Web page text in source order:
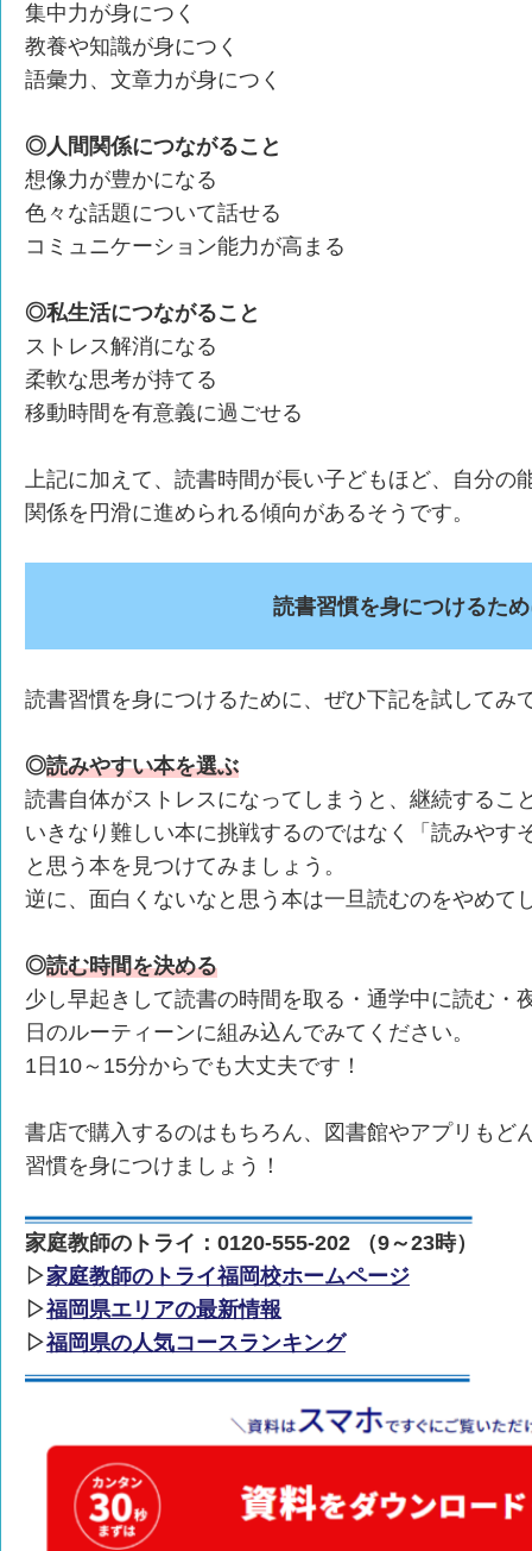
集中力が身につく
教養や知識が身につく
語彙力、文章力が身につく
◎人間関係につながること
想像力が豊かになる
色々な話題について話せる
コミュニケーション能力が高まる
◎私生活につながること
ストレス解消になる
柔軟な思考が持てる
移動時間を有意義に過ごせる
上記に加えて、読書時間が長い子どもほど、自分の
関係を円滑に進められる傾向があるそうです。
読書習慣を身につけるた
読書習慣を身につけるために、ぜひ下記を試してみ
◎読みやすい本を選ぶ
読書自体がストレスになってしまうと、継続するこ
いきなり難しい本に挑戦するのではなく「読みやす
と思う本を見つけてみましょう。
逆に、面白くないなと思う本は一旦読むのをやめて
◎読む時間を決める
少し早起きして読書の時間を取る・通学中に読む・
日のルーティーンに組み込んでみてください。
1日10～15分からでも大丈夫です！
書店で購入するのはもちろん、図書館やアプリもど
習慣を身につけましょう！
家庭教師のトライ：0120-555-202 （9～23時）
▷家庭教師のトライ福岡校ホームページ
▷福岡県エリアの最新情報
▷福岡県の人気コースランキング